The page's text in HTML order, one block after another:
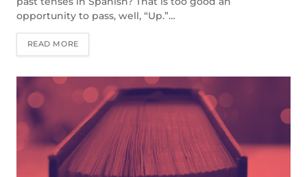
opportunity to pass, well, “Up.”…
READ MORE